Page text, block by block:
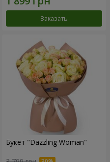
Заказать
Букет "Dazzling Woman"